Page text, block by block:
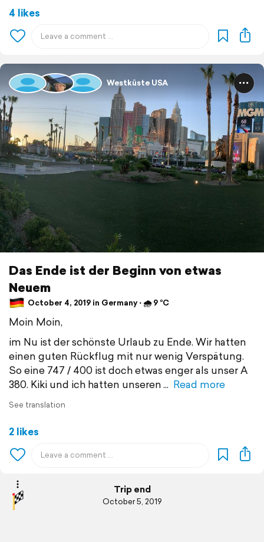
4 likes
Westküste USA
Das Ende ist der Beginn von etwas
Neuem
October 4, 2019 in Germany ⋅ 🌧 9 °C
Moin Moin,
im Nu ist der schönste Urlaub zu Ende. Wir hatten
einen guten Rückflug mit nur wenig Verspätung.
So eine 747 / 400 ist doch etwas enger als unser A
380. Kiki und ich hatten unseren
Read more
See translation
2 likes
Trip end
October 5, 2019